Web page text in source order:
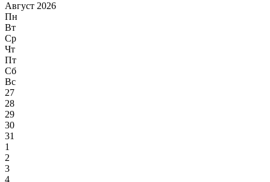
Август 2026
Пн
Вт
Ср
Чт
Пт
Сб
Вс
27
28
29
30
31
1
2
3
4